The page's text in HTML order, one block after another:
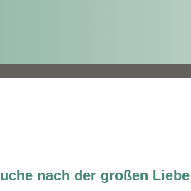
nach der großen Liebe